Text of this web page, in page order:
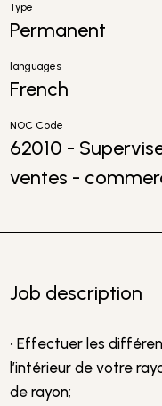
Type
Permanent
languages
French
NOC Code
62010 -
ventes -
Job description
• Effectuer les
l’intérieur de votre
de rayon;